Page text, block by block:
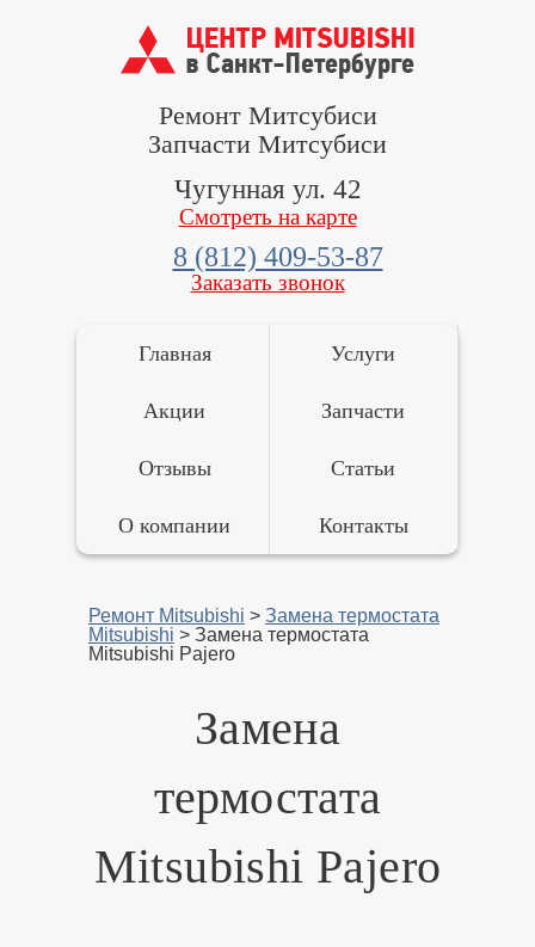
Ремонт Митсубиси
Запчасти Митсубиси
Чугунная ул. 42
Смотреть на карте
8 (812) 409-53-87
Заказать звонок
Главная
Акции
Услуги
Запчасти
Отзывы Статьи
О компании Контакты
Ремонт Mitsubishi > Замена термостата
Mitsubishi > Замена термостата
Mitsubishi Pajero
Замена
термостата
Mitsubishi Pajero